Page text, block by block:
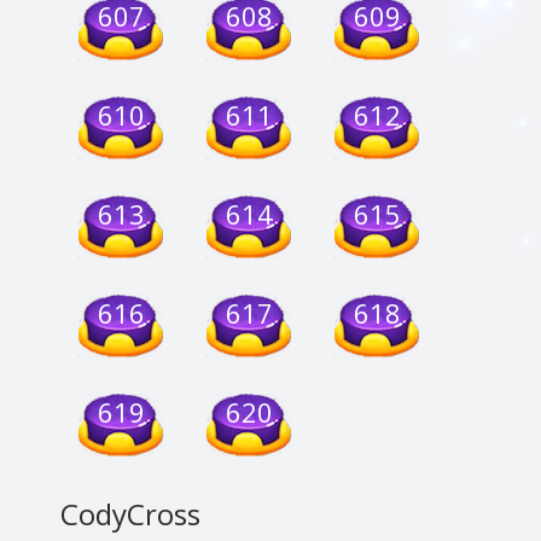
607 608 609
610 611 612
613 614 615
616 617 618
619 620
CodyCross